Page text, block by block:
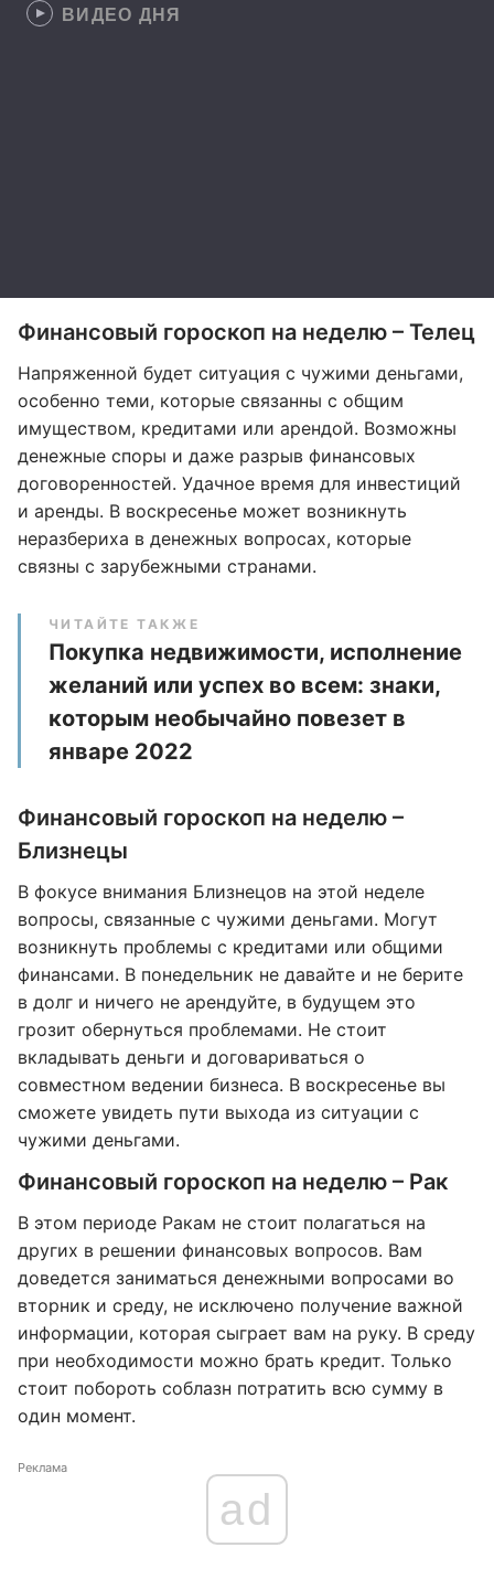
ВИДЕО ДНЯ
Финансовый гороскоп на неделю – Телец
Напряженной будет ситуация с чужими деньгами,
особенно теми, которые связанны с общим
имуществом, кредитами или арендой. Возможны
денежные споры и даже разрыв финансовых
договоренностей. Удачное время для инвестиций
и аренды. В воскресенье может возникнуть
неразбериха в денежных вопросах, которые
связны с зарубежными странами.
ЧИТАЙТЕ ТАКЖЕ
Покупка недвижимости, исполнение
желаний или успех во всем: знаки,
которым необычайно повезет в
январе 2022
Финансовый гороскоп на неделю –
Близнецы
В фокусе внимания Близнецов на этой неделе
вопросы, связанные с чужими деньгами. Могут
возникнуть проблемы с кредитами или общими
финансами. В понедельник не давайте и не берите
в долг и ничего не арендуйте, в будущем это
грозит обернуться проблемами. Не стоит
вкладывать деньги и договариваться о
совместном ведении бизнеса. В воскресенье вы
сможете увидеть пути выхода из ситуации с
чужими деньгами.
Финансовый гороскоп на неделю – Рак
В этом периоде Ракам не стоит полагаться на
других в решении финансовых вопросов. Вам
доведется заниматься денежными вопросами во
вторник и среду, не исключено получение важной
информации, которая сыграет вам на руку. В среду
при необходимости можно брать кредит. Только
стоит побороть соблазн потратить всю сумму в
один момент.
Реклама
ad